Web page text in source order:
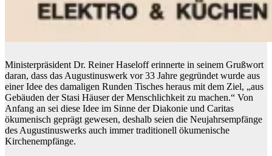
Ministerpräsident Dr. Reiner Haseloff erinnerte in seinem Grußwort
daran, dass das Augustinuswerk vor 33 Jahre gegründet wurde aus
einer Idee des damaligen Runden Tisches heraus mit dem Ziel, „aus
Gebäuden der Stasi Häuser der Menschlichkeit zu machen.“ Von
Anfang an sei diese Idee im Sinne der Diakonie und Caritas
ökumenisch geprägt gewesen, deshalb seien die Neujahrsempfänge
des Augustinuswerks auch immer traditionell ökumenische
Kirchenempfänge.